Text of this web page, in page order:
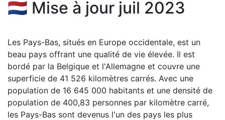
🇳🇱 Mise à jour juil 2023
Les Pays-Bas, situés en Europe occidentale, est un
beau pays offrant une qualité de vie élevée. Il est
bordé par la Belgique et l'Allemagne et couvre une
superficie de 41 526 kilomètres carrés. Avec une
population de 16 645 000 habitants et une densité de
population de 400,83 personnes par kilomètre carré,
les Pays-Bas sont devenus l'un des pays les plus